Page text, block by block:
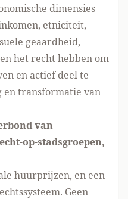
dimensies
etniciteit,
geaardheid,
het recht hebben om
en actief deel te
en transformatie van
van
op-stadsgroepen,
huurprijzen, en een
Geen